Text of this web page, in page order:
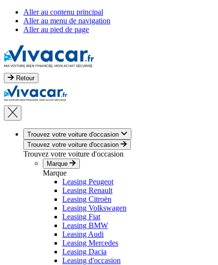
Aller au contenu principal
Aller au menu de navigation
Aller au pied de page
Retour
Trouvez votre voiture d'occasion
Trouvez votre voiture d'occasion
Trouvez votre voiture d'occasion
Marque
Marque
Leasing Peugeot
Leasing Renault
Leasing Citroën
Leasing Volkswagen
Leasing Fiat
Leasing BMW
Leasing Audi
Leasing Mercedes
Leasing Dacia
Leasing d'occasion